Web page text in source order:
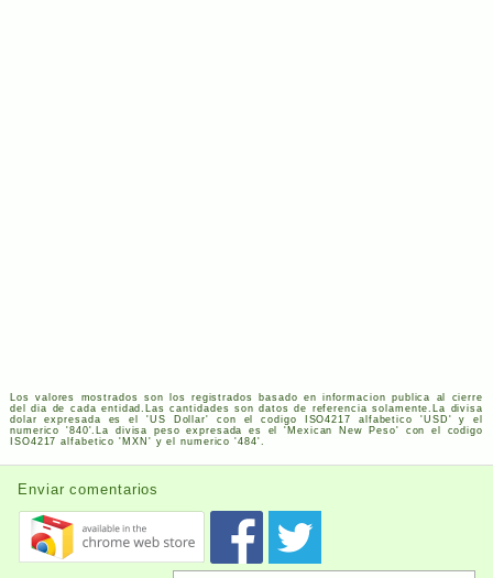
Los valores mostrados son los registrados basado en informacion publica al cierre
del dia de cada entidad.Las cantidades son datos de referencia solamente.La divisa
dolar expresada es el 'US Dollar' con el codigo ISO4217 alfabetico 'USD ' y el
numerico '840'.La divisa peso expresada es el 'Mexican New Peso' con el codigo
ISO4217 alfabetico ' MXN ' y el numerico '484'.
Enviar comentarios